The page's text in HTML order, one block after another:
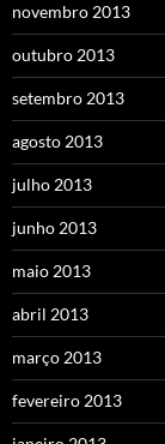
novembro 2013
outubro 2013
setembro 2013
agosto 2013
julho 2013
junho 2013
maio 2013
abril 2013
março 2013
fevereiro 2013